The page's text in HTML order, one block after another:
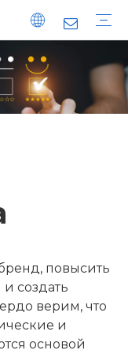
повысить
создать
верим, что
и
основой